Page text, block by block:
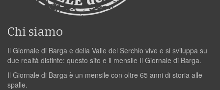
Chi siamo
Il Giornale di Barga e della Valle del Serchio vive e si sviluppa su
due realtà distinte: questo sito e il mensile Il Giornale di Barga.
Il Giornale di Barga è un mensile con oltre 65 anni di storia alle
spalle.